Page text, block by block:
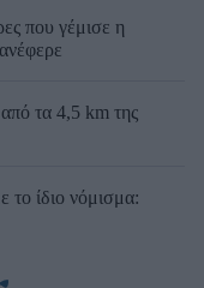
που γέμισε η
τα 4,5 km της
ίδιο νόμισμα: